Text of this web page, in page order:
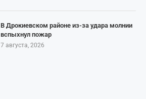
В Дрокиевском районе из-за удара молнии
вспыхнул пожар
7 августа, 2026